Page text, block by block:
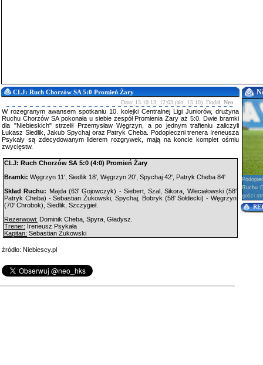
CLJ: Ruch Chorzów SA 5:0 Promień Żary
Data: 13.10.13; 12:03 (akt. 15:10) Dodał: Neo
W rozegranym awansem spotkaniu 10. kolejki Centralnej Ligi Juniorów, drużyna
Ruchu Chorzów SA pokonała u siebie zespół Promienia Żary aż 5:0. Dwie bramki
dla "Niebieskich" strzelił Przemysław Węgrzyn, a po jednym trafieniu zaliczyli
Łukasz Siedlik, Jakub Spychaj oraz Patryk Cheba. Podopieczni trenera Ireneusza
Psykały są zdecydowanym liderem rozgrywek, mają na koncie komplet ośmiu
zwycięstw.
CLJ: Ruch Chorzów SA 5:0 (4:0) Promień Żary
Bramki: Węgrzyn 11', Siedlik 18', Węgrzyn 20', Spychaj 42', Patryk Cheba 84'
Skład Ruchu: Majda (63' Gojowczyk) - Siebert, Szal, Sikora, Wleciałowski (58'
Patryk Cheba) - Sebastian Żukowski, Spychaj, Bobryk (58' Sołdecki) - Węgrzyn
(70' Chrobok), Siedlik, Szczygieł.
Rezerwowi: Dominik Cheba, Spyra, Gładysz.
Trener: Ireneusz Psykała
Kapitan: Sebastian Żukowski
źródło: Niebiescy.pl
Ruchu
gości